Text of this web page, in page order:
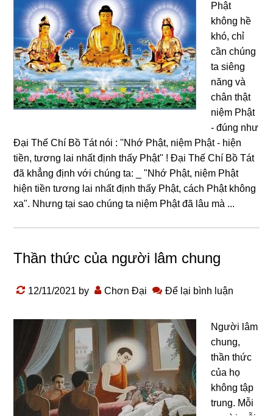
Phật
không hề
khó, chỉ
cần chúng
ta siêng
năng và
chân thật
niệm Phật
- đúng như
Đại Thế Chí Bồ Tát nói : ''Nhớ Phật, niệm Phật - hiện
tiền, tương lai nhất định thấy Phật'' ! Đại Thế Chí Bồ Tát
đã khẳng định với chúng ta: _ "Nhớ Phật, niệm Phật
hiện tiền tương lai nhất định thấy Phật, cách Phật không
xa". Nhưng tại sao chúng ta niệm Phật đã lâu mà ...
Thần thức của người lâm chung
12/11/2021 by Chơn Đại Để lại bình luận
Người lâm
chung,
thần thức
của họ
không tập
trung. Mỗi